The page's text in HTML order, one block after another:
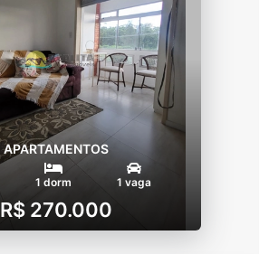
APARTAMENTOS
1 dorm 1 vaga
R$ 270.000